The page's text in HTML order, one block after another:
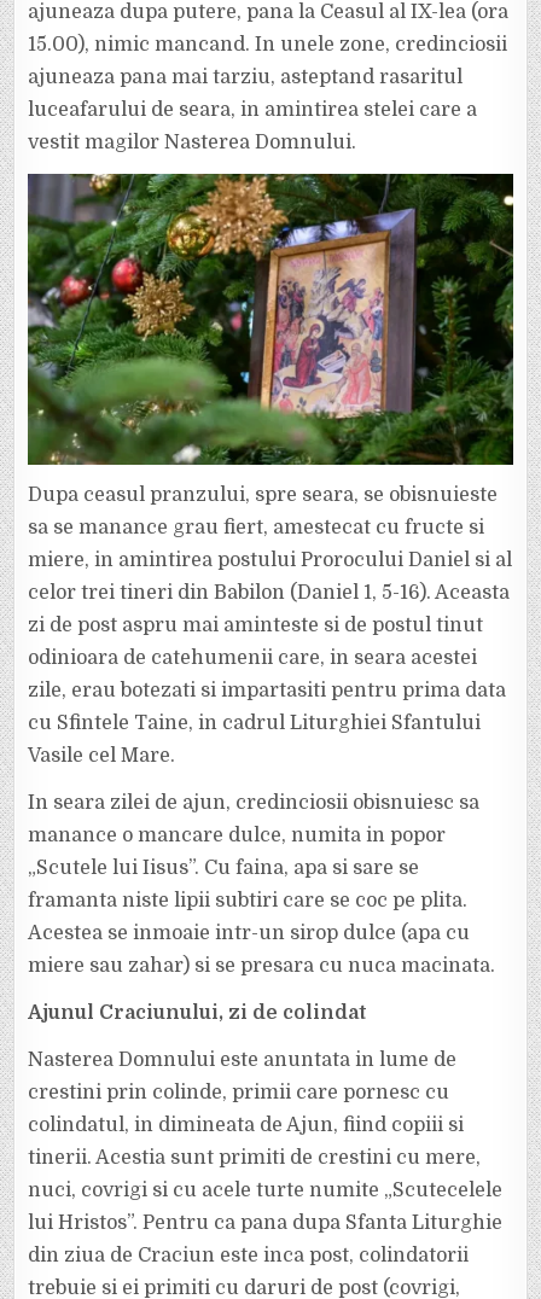
ajuneaza dupa putere, pana la Ceasul al IX-lea (ora
15.00), nimic mancand. In unele zone, credinciosii
ajuneaza pana mai tarziu, asteptand rasaritul
luceafarului de seara, in amintirea stelei care a
vestit magilor Nasterea Domnului.
Dupa ceasul pranzului, spre seara, se obisnuieste
sa se manance grau fiert, amestecat cu fructe si
miere, in amintirea postului Prorocului Daniel si al
celor trei tineri din Babilon (Daniel 1, 5-16). Aceasta
zi de post aspru mai aminteste si de postul tinut
odinioara de catehumenii care, in seara acestei
zile, erau botezati si impartasiti pentru prima data
cu Sfintele Taine, in cadrul Liturghiei Sfantului
Vasile cel Mare.
In seara zilei de ajun, credinciosii obisnuiesc sa
manance o mancare dulce, numita in popor
„Scutele lui Iisus”. Cu faina, apa si sare se
framanta niste lipii subtiri care se coc pe plita.
Acestea se inmoaie intr-un sirop dulce (apa cu
miere sau zahar) si se presara cu nuca macinata.
Ajunul Craciunului, zi de colindat
Nasterea Domnului este anuntata in lume de
crestini prin colinde, primii care pornesc cu
colindatul, in dimineata de Ajun, fiind copiii si
tinerii. Acestia sunt primiti de crestini cu mere,
nuci, covrigi si cu acele turte numite „Scutecelele
lui Hristos”. Pentru ca pana dupa Sfanta Liturghie
din ziua de Craciun este inca post, colindatorii
trebuie si ei primiti cu daruri de post (covrigi,